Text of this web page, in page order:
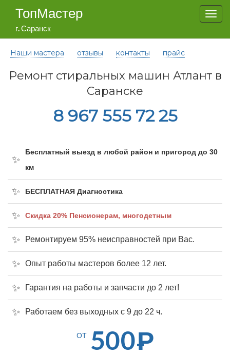
ТопМастер
г. Саранск
Наши мастера отзывы контакты прайс
Ремонт стиральных машин Атлант в
Саранске
8 967 555 72 25
Бесплатный выезд в любой район и пригород до 30
км
БЕСПЛАТНАЯ Диагностика
Cкидка 20% Пенсионерам, многодетным
Ремонтируем 95% неисправностей при Вас.
Опыт работы мастеров более 12 лет.
Гарантия на работы и запчасти до 2 лет!
Работаем без выходных с 9 до 22 ч.
ОТ 500Р